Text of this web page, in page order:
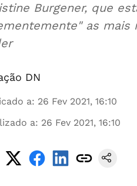
Burgener, que
as
DN
a: 26 Fev 2021, 16:10
a: 26 Fev 2021, 16:10